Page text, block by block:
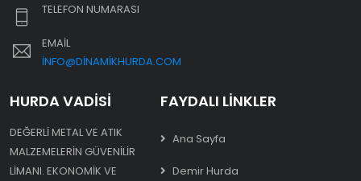
TELEFON NUMARASI
EMAIL
INFO@DINAMIKHURDA.COM
HURDA VADISI
DEĞERLI METAL VE ATIK
MALZEMELERIN GÜVENILIR
LIMANI. EKONOMIK VE
FAYDALI LINKLER
Ana Sayfa
Demir Hurda